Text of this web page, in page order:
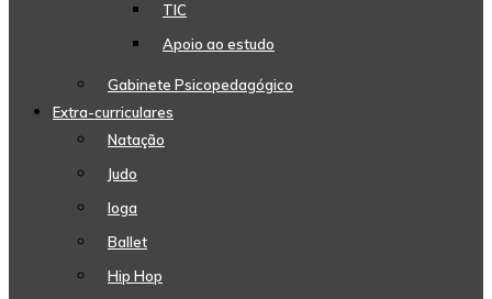
TIC
Apoio ao estudo
Gabinete Psicopedagógico
Extra-curriculares
Natação
Judo
Ioga
Ballet
Hip Hop